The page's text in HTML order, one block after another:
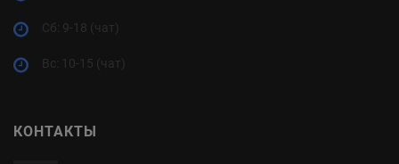
Cб: 9-18 (чат)
Вс: 10-15 (чат)
КОНТАКТЫ